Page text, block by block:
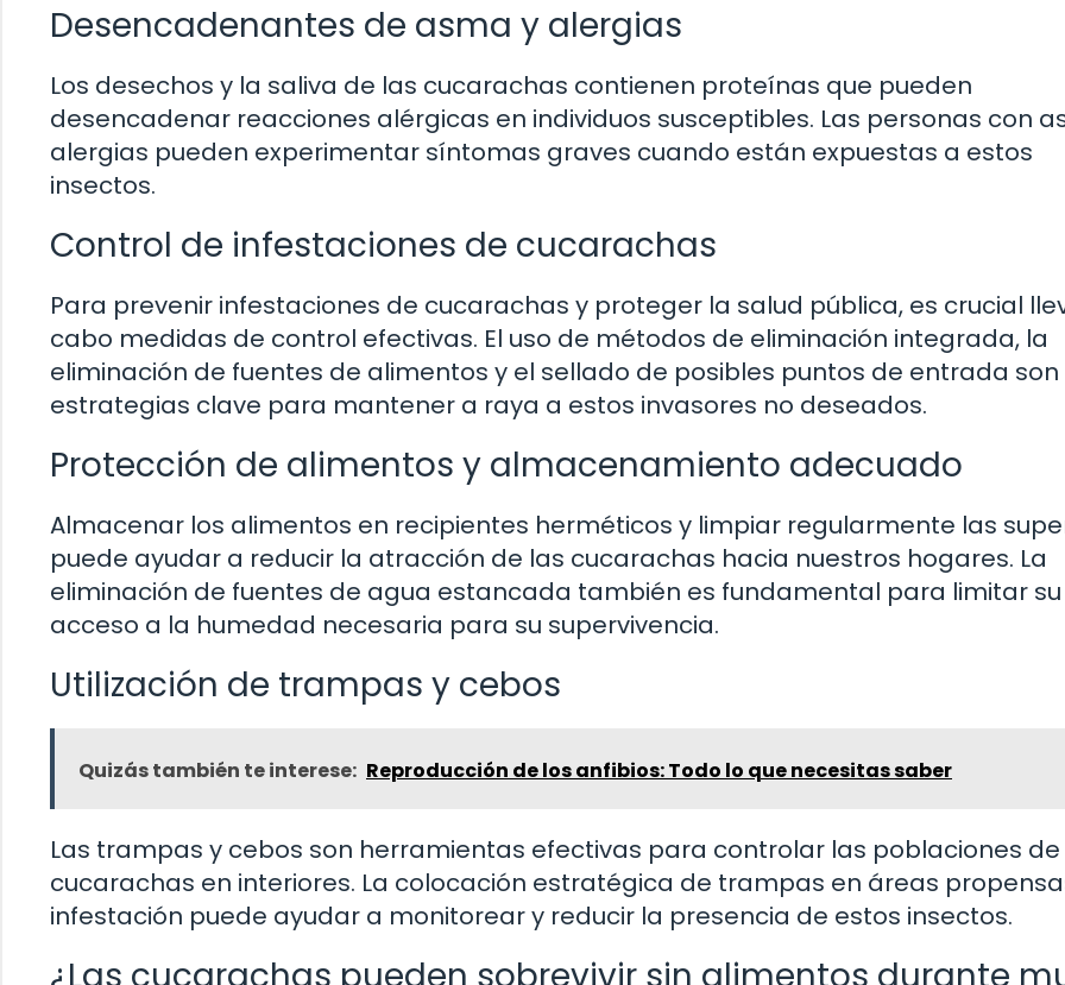
Desencadenantes de asma y alergias
Los desechos y la saliva de las cucarachas contienen proteínas que pueden
desencadenar reacciones alérgicas en individuos susceptibles. Las personas con
alergias pueden experimentar síntomas graves cuando están expuestas a estos
insectos.
Control de infestaciones de cucarachas
Para prevenir infestaciones de cucarachas y proteger la salud pública, es crucial
cabo medidas de control efectivas. El uso de métodos de eliminación integrada, la
eliminación de fuentes de alimentos y el sellado de posibles puntos de entrada son
estrategias clave para mantener a raya a estos invasores no deseados.
Protección de alimentos y almacenamiento adecuado
Almacenar los alimentos en recipientes herméticos y limpiar regularmente las
puede ayudar a reducir la atracción de las cucarachas hacia nuestros hogares. La
eliminación de fuentes de agua estancada también es fundamental para limitar su
acceso a la humedad necesaria para su supervivencia.
Utilización de trampas y cebos
Quizás también te interese: Reproducción de los anfibios: Todo lo que necesitas saber
Las trampas y cebos son herramientas efectivas para controlar las poblaciones de
cucarachas en interiores. La colocación estratégica de trampas en áreas
infestación puede ayudar a monitorear y reducir la presencia de estos insectos.